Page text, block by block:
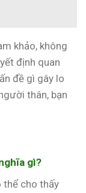
khảo, không
định quan
đề gì gây lo
thân, bạn
gì?
thể cho thấy